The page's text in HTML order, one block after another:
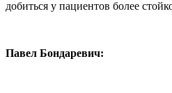
добиться у пациентов более
Павел Бондаревич: